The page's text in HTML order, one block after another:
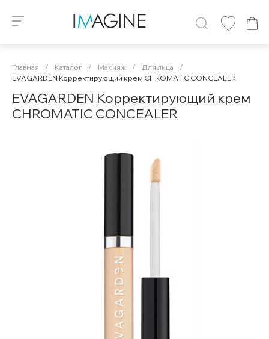
Главная / Каталог / Макияж / Для лица
/
EVAGARDEN Корректирующий крем CHROMATIC CONCEALER
EVAGARDEN Корректирующий крем
CHROMATIC CONCEALER